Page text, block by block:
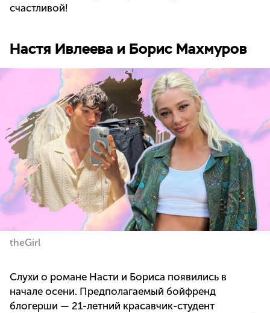
счастливой!
Настя Ивлеева и Борис Махмуров
theGirl
Слухи о романе Насти и Бориса появились в
начале осени. Предполагаемый бойфренд
блогерши — 21-летний красавчик-студент